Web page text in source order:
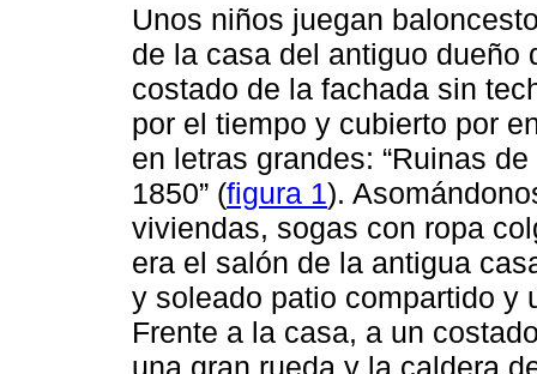
Unos niños juegan
de la casa del antiguo dueño
costado de la fachada sin
por el tiempo y cubierto por
en letras grandes: “Ruinas
1850” (figura 1).
viviendas, sogas con ropa
era el salón de la antigua
y soleado patio compartido y
Frente a la casa, a un
una gran rueda y la caldera